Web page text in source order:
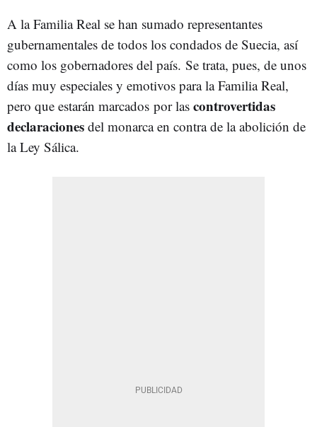
A la Familia Real se han sumado representantes
gubernamentales de todos los condados de Suecia, así
como los gobernadores del país. Se trata, pues, de unos
días muy especiales y emotivos para la Familia Real,
pero que estarán marcados por las controvertidas
declaraciones del monarca en contra de la abolición de
la Ley Sálica.